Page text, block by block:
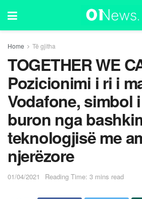
Home Të gjitha
TOGETHER WE
Pozicionimi i ri i
Vodafone, simbol
buron nga
teknologjisë me
njerëzore
01/04/2021 Reading Time: 3 mins read